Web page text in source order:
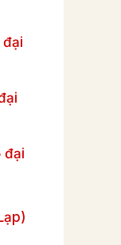
đại
đại